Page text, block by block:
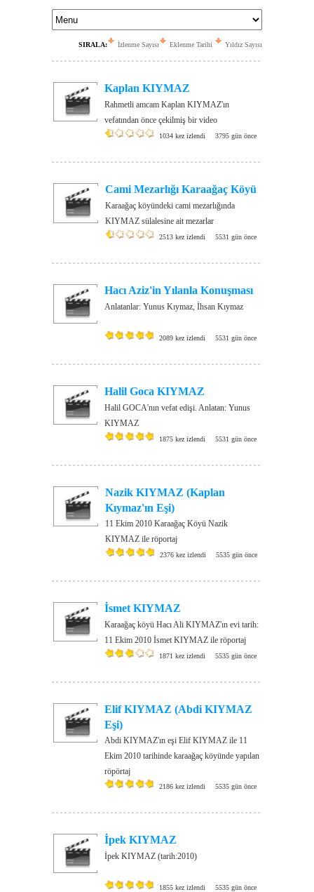
SIRALA: İzlenme Sayısı Eklenme Tarihi Yıldız Sayısı
Kaplan KIYMAZ
Rahmetli amcam Kaplan KIYMAZ'ın
vefatından önce çekilmiş bir video
1034 kez izlendi 3795 gün önce
Cami Mezarlığı Karaağaç Köyü
Karaağaç köyündeki cami mezarlığında
KIYMAZ sülalesine ait mezarlar
2513 kez izlendi 5531 gün önce
Hacı Aziz'in Yılanla Konuşması
Anlatanlar: Yunus Kıymaz, İhsan Kıymaz
2089 kez izlendi 5531 gün önce
Halil Goca KIYMAZ
Halil GOCA'nın vefat edişi. Anlatan: Yunus
KIYMAZ
1875 kez izlendi 5531 gün önce
Nazik KIYMAZ (Kaplan
Kıymaz'ın Eşi)
11 Ekim 2010 Karaağaç Köyü Nazik
KIYMAZ ile röportaj
2376 kez izlendi 5535 gün önce
İsmet KIYMAZ
Karaağaç köyü Hacı Ali KIYMAZ'ın evi tarih:
11 Ekim 2010 İsmet KIYMAZ ile röportaj
1871 kez izlendi 5535 gün önce
Elif KIYMAZ (Abdi KIYMAZ
Eşi)
Abdi KIYMAZ'ın eşi Elif KIYMAZ ile 11
Ekim 2010 tarihinde karaağaç köyünde yapılan
röpörtaj
2186 kez izlendi 5535 gün önce
İpek KIYMAZ
İpek KIYMAZ (tarih:2010)
1855 kez izlendi 5535 gün önce